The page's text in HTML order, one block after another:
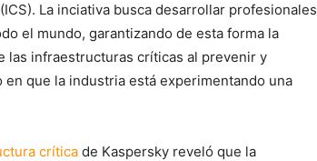
La inciativa busca desarrollar profesionales
el mundo, garantizando de esta forma la
infraestructuras críticas al prevenir y
que la industria está experimentando una
crítica de Kaspersky reveló que la